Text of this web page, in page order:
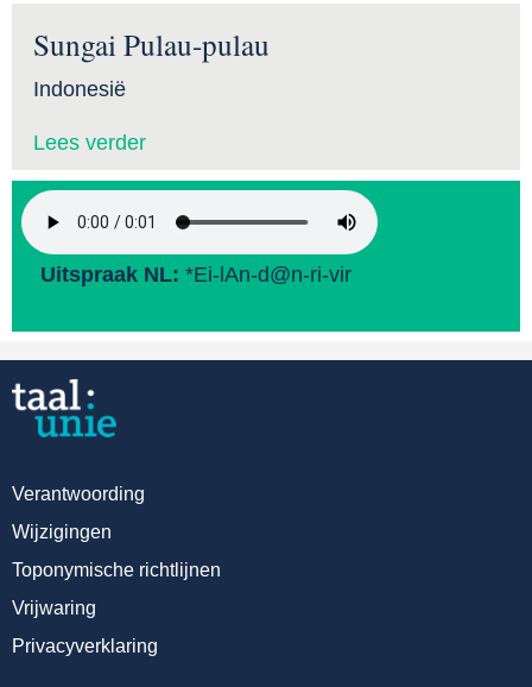
Sungai Pulau-pulau
Indonesië
Lees verder
Uitspraak NL: *Ei-lAn-d@n-ri-vir
Verantwoording
Wijzigingen
Toponymische richtlijnen
Vrijwaring
Privacyverklaring